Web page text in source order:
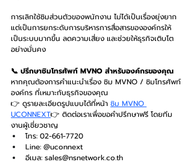
การเลิกใช้ซิมส่วนตัวของพนักงาน ไม่ได้เป็นเรื่องยุ่งยาก
แต่เป็นการยกระดับการบริหารการสื่อสารขององค์กรให้
เป็นระบบมากขึ้น ลดความเสี่ยง และช่วยให้ธุรกิจเติบโต
อย่างมั่นคง
📞 ปรึกษาซิมโทรศัพท์ MVNO สำหรับองค์กรของคุณ
หากคุณต้องการคำแนะนำเรื่อง ซิม MVNO / ซิมโทรศัพท์
องค์กร ที่เหมาะกับธุรกิจของคุณ
👉 ดูรายละเอียดรูปแบบได้ที่หน้า ซิม MVNO
UCONNEXT👉 ติดต่อเราเพื่อขอคำปรึกษาฟรี โดยทีม
งานผู้เชี่ยวชาญ
โทร: 02-661-7720
Line: @uconnext
อีเมล: sales@nsnetwork.co.th